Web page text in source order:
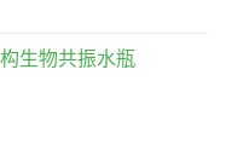
生物共振水瓶